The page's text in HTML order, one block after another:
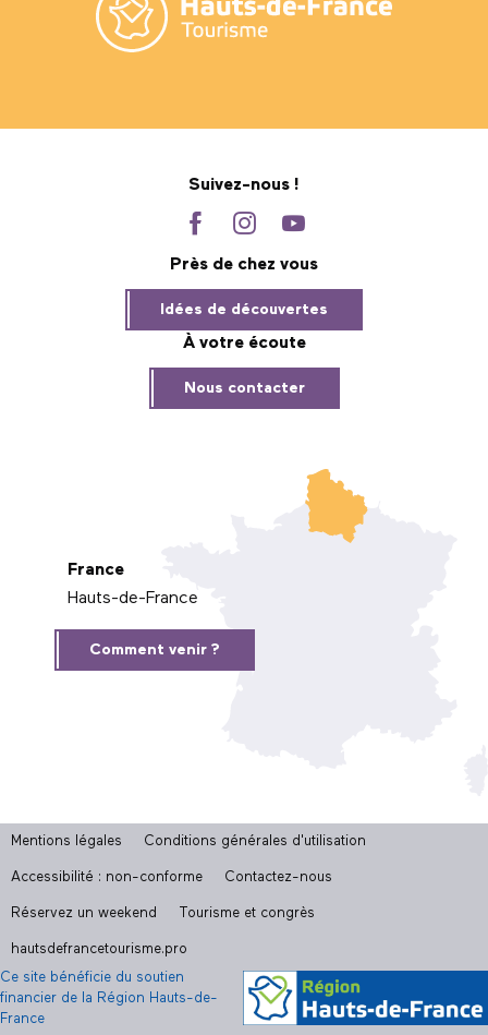
Suivez-nous !
Près de chez vous
Idées de découvertes
À votre écoute
Nous contacter
France
Hauts-de-France
Comment venir ?
Mentions légales Conditions générales d'utilisation
Accessibilité : non-conforme Contactez-nous
Réservez un weekend Tourisme et congrès
hautsdefrancetourisme.pro
Ce site bénéficie du soutien
financier de la Région Hauts-de-
France